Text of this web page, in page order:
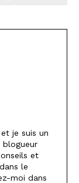
je suis un
blogueur
et
le
moi dans